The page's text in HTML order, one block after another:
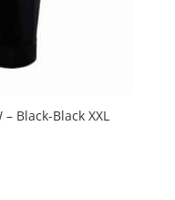
Black-Black XXL